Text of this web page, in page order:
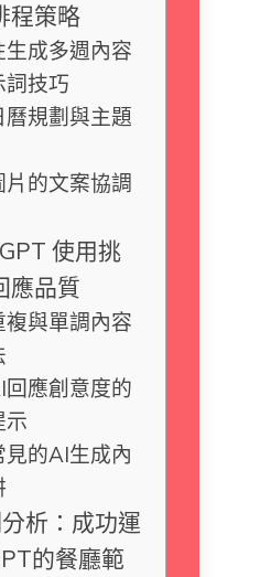
程策略
生成多週內容
詞技巧
曆規劃與主題
片的文案協調
使用挑
應品質
複與單調內容
應創意度的
示
見的AI生成內
析：成功運
的餐廳範